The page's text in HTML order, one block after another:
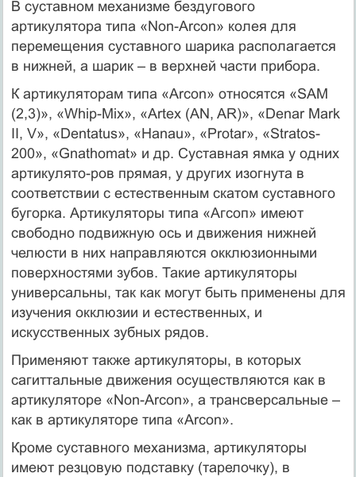
В суставном механизме бездугового
артикулятора типа «Non-Arcon» колея для
перемещения суставного шарика располагается
в нижней, а шарик – в верхней части прибора.
К артикуляторам типа «Аrсоn» относятся «SAM
(2,3)», «Whip-Mix», «Artex (AN, AR)», «Denar Mark
II, V», «Dentatus», «Hanau», «Protar», «Stratos-
200», «Gnathomat» и др. Суставная ямка у одних
артикулято-ров прямая, у других изогнута в
соответствии с естественным скатом суставного
бугорка. Артикуляторы типа «Агсоп» имеют
свободно подвижную ось и движения нижней
челюсти в них направляются окклюзионными
поверхностями зубов. Такие артикуляторы
универсальны, так как могут быть применены для
изучения окклюзии и естественных, и
искусственных зубных рядов.
Применяют также артикуляторы, в которых
сагиттальные движения осуществляются как в
артикуляторе «Non-Arcon», а трансверсальные –
как в артикуляторе типа «Аrсоn».
Кроме суставного механизма, артикуляторы
имеют резцовую подставку (тарелочку), в